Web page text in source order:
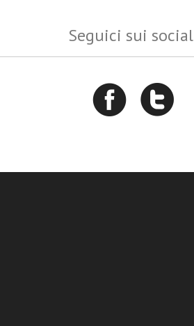
Seguici sui social